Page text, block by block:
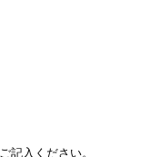
記入ください。